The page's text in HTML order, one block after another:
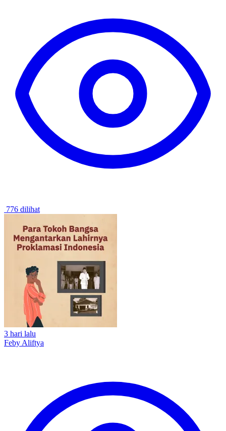
776 dilihat
3 hari lalu
Feby Aliftya